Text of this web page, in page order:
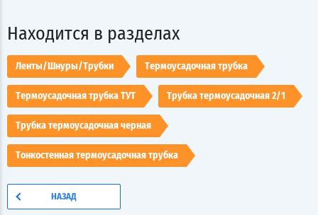
Находится в разделах
Ленты/Шнуры/Трубки Термоусадочная трубка
Термоусадочная трубка ТУТ Трубка термоусадочная 2/1
Трубка термоусадочная черная
Тонкостенная термоусадочная трубка
НАЗАД